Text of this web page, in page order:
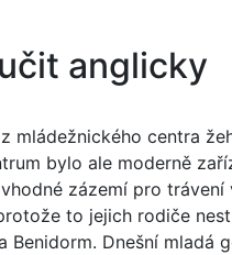
anglicky
mládežnického centra
bylo ale moderně
zázemí pro trávení
to jejich rodiče
Dnešní mladá